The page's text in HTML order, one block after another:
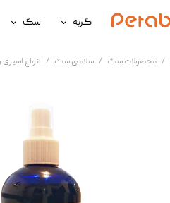
گربه
غذای گربه
سلامتی گربه
آرایشی و بهداشتی گربه
سگ
غذای سگ
سلامتی سگ
آرایشی و
محصولات سگ سلامتی سگ انواع